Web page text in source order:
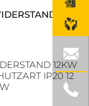
12KW
IP20 12